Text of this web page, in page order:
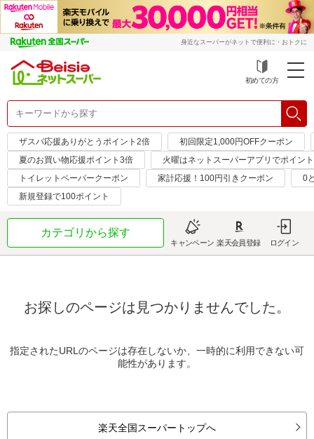
身近なスーパーがネットで便利に・おトクに
初めての方
ザスパ応援ありがとうポイント2倍
初回限定1,000円OFFクーポン
夏のお買い物応援ポイント3倍
火曜はネットスーパーアプリでポイン
トイレットペーパークーポン
家計応援！100円引きクーポン
0
新規登録で100ポイント
カテゴリから探す
キャンペーン 楽天会員登録 ログイン
お探しのページは見つかりませんでした。
指定されたURLのページは存在しないか、一時的に利用できない可
能性があります。
楽天全国スーパートップへ